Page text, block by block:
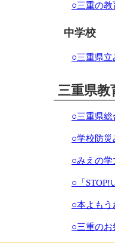
○三重の
中学校
○三重県立
三重県教
○三重県総
○学校防災
○みえの学
○「STOP!
○本よも
○三重の